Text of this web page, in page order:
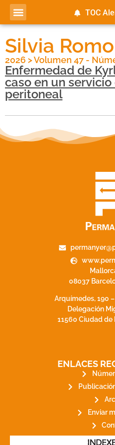
TOC
Silvia
2026 >Volumen 47 -
Enfermedad de
caso en un
peritoneal
08037
Arquímedes, 190
Delegación
11560 Ciudad de
ENLACES
Enviar